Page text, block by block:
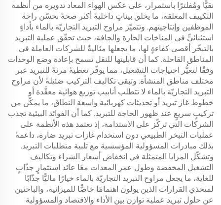
نقيًّا ومُفلترًا باستمرار، على عكس الهواء المعاد تدويره من أنظمة
التكييف المغلقة، ما يخلق بيئاتٍ داخليةً أكثر صحةً تحسّن راحة
الموظفين وإنتاجيتهم. وتتميّز مراوح التبريد التجاريّة بالماء بأداءٍ
استثنائيٍّ في المناخات الحارة والجافة، حيث تحقّق عملية التبريد
بالتبخّر أقصى كفاءةٍ لها، ما يجعلها مثاليةً للشركات العاملة في
المناطق القاحلة. كما أن قابليتها للنقل تسمح بإعادة وضع الوحدات
وفقًا لتغيُّر احتياجات التشغيل، مما يوفّر تغطيةً مرنةً للتبريد عبر
مختلف مناطق المنشأة. وتبقى تكاليف التركيب ضئيلةً لأن مراوح
التبريد التجاريّة بالماء لا تتطلب أنابيب توزيع هوائية معقَّدة أو
خطوط غاز تبريد أو تحديثات كهربائية واسعة النطاق، ما يمكّن من
تركيبٍ سريعٍ عند ظهور الحاجة للتبريد. كما أن الفوائد البيئية تجذب
الشركات التي تركّز على الاستدامة، إذ تعتمد هذه الأنظمة على
عمليات التبخر الطبيعي دون استخدام غازات تبريد ضارة، داعمةً
بذلك مبادرات المسؤولية المؤسسية مع تلبية متطلبات التبريد.
وتشكّل المزايا المتمثلة في انخفاض أسعار الشراء وتكاليف
التشغيل المخفضة وطول عمر المعدات معًا عائد استثمارٍ جذّابٍ
للغاية، ما يجعل مراوح التبريد التجاريّة بالماء خيارًا ماليًّا جذّابًا
لمتخذي القرارات الذين يولون اهتمامًا خاصًّا للميزانية، والباحثين
عن حلول تبريد عملية توازن بين الأداء والاقتصاد والمسؤولية